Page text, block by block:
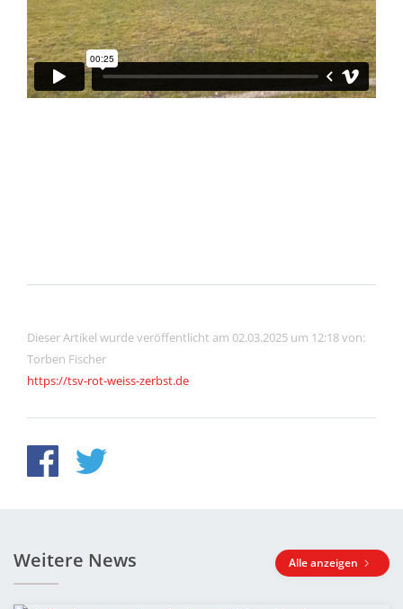
Dieser Artikel wurde veröffentlicht am 02.03.2025 um 12:18 von:
Torben Fischer
https://tsv-rot-weiss-zerbst.de
Weitere News Alle anzeigen